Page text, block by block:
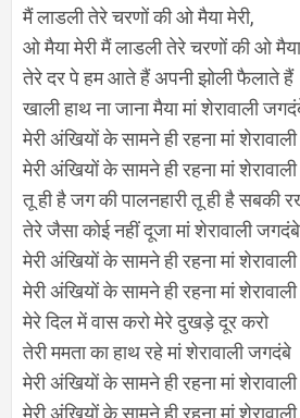
मैं लाडली तेरे चरणों की ओ मैया मेरी,
ओ मैया मेरी मैं लाडली तेरे चरणों की ओ
तेरे दर पे हम आते हैं अपनी झोली फैलाते हैं
खाली हाथ ना जाना मैया मां शेरावाली
मेरी अंखियों के सामने ही रहना मां
मेरी अंखियों के सामने ही रहना मां
तू ही है जग की पालनहारीतू ही है सबकी
तेरे जैसा कोई नहीं दूजा मां शेरावाली जगदंबे
मेरी अंखियों के सामने ही रहना मां
मेरी अंखियों के सामने ही रहना मां
मेरे दिल में वास करो मेरे दुखड़े दूर करो
तेरी ममता का हाथ रहे मां शेरावाली जगदंबे
मेरी अंखियों के सामने ही रहना मां
मेरी अंखियों के सामने ही रहना मां